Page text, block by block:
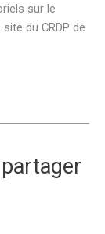
sur le
du CRDP de